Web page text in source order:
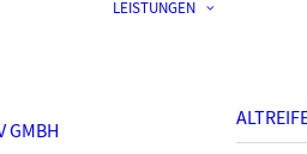
GMBH
LEISTUNGEN